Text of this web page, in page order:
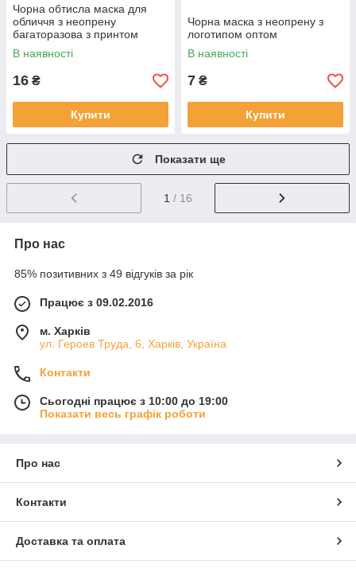
Чорна обтисла маска для
обличчя з неопрену
багаторазова з принтом
В наявності
16 ₴
Купити
Чорна маска з неопрену з
логотипом оптом
В наявності
7 ₴
Купити
Показати ще
1 / 16
Про нас
85% позитивних з 49 відгуків за рік
Працює з 09.02.2016
м. Харків
ул. Героев Труда, 6, Харків, Україна
Контакти
Сьогодні працює з 10:00 до 19:00
Показати весь графік роботи
Про нас
Контакти
Доставка та оплата